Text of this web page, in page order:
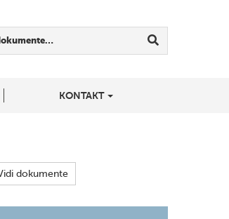
KONTAKT
dokumente